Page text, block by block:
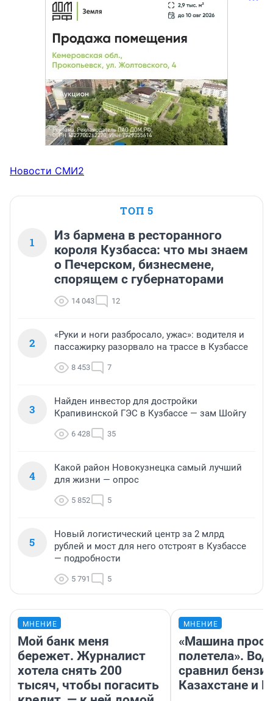
Новости СМИ2
ТОП 5
1
Из бармена в ресторанного
короля Кузбасса: что мы знаем
о Печерском, бизнесмене,
спорящем с губернаторами
14 043 12
2
«Руки и ноги разбросало, ужас»: водителя и
пассажирку разорвало на трассе в Кузбассе
8 453 7
3
Найден инвестор для достройки
Крапивинской ГЭС в Кузбассе — зам Шойгу
6 428 35
4
Какой район Новокузнецка самый лучший
для жизни — опрос
5 852 5
5
Новый логистический центр за 2 млрд
рублей и мост для него отстроят в Кузбассе
— подробности
5 791 5
МНЕНИЕ
Мой банк меня
бережет. Журналист
хотела снять 200
тысяч, чтобы погасить
МНЕНИЕ
«Машина
полетела».
сравнил
Казахстане и